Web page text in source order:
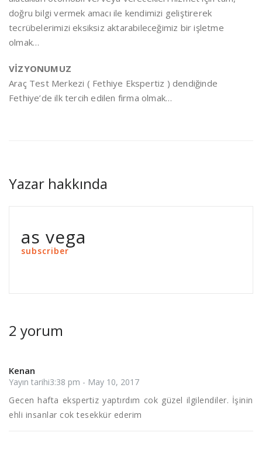
doğru bilgi vermek amacı ile kendimizi geliştirerek
tecrübelerimizi eksiksiz aktarabileceğimiz bir işletme
olmak…
VİZYONUMUZ
Araç Test Merkezi ( Fethiye Ekspertiz ) dendiğinde
Fethiye’de ilk tercih edilen firma olmak…
Yazar hakkında
as vega
subscriber
2 yorum
Kenan
Yayın tarihi3:38 pm - May 10, 2017
Gecen hafta ekspertiz yaptırdım cok güzel ilgilendiler. İşinin
ehli insanlar cok tesekkür ederim